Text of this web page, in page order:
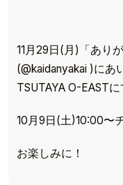
TOP
TOPICS
11月29日(月)「あり
(@kaidanyakai )にあ
TSUTAYA O-EASTに
10月9日(土)10:00〜
お楽しみに！